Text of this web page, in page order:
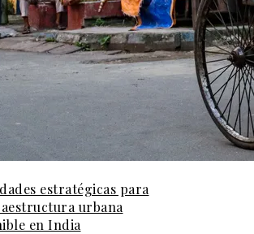
estratégicas para
urbana
en India